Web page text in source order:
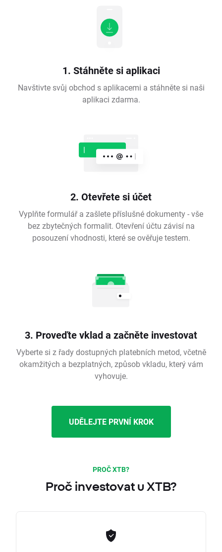
1. Stáhněte si aplikaci
Navštivte svůj obchod s aplikacemi a stáhněte si naši
aplikaci zdarma.
2. Otevřete si účet
Vyplňte formulář a zašlete příslušné dokumenty - vše
bez zbytečných formalit. Otevření účtu závisí na
posouzení vhodnosti, které se ověřuje testem.
3. Proveďte vklad a začněte investovat
Vyberte si z řady dostupných platebních metod, včetně
okamžitých a bezplatných, způsob vkladu, který vám
vyhovuje.
UDĚLEJTE PRVNÍ KROK
PROČ XTB?
Proč investovat u XTB?